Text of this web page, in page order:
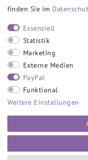
SOCIAL
SICHER EINKAUFEN
finden Sie im
Essenziell
Statistik
Marketing
Externe Medien
PayPal
Funktional
Weitere Einstellungen